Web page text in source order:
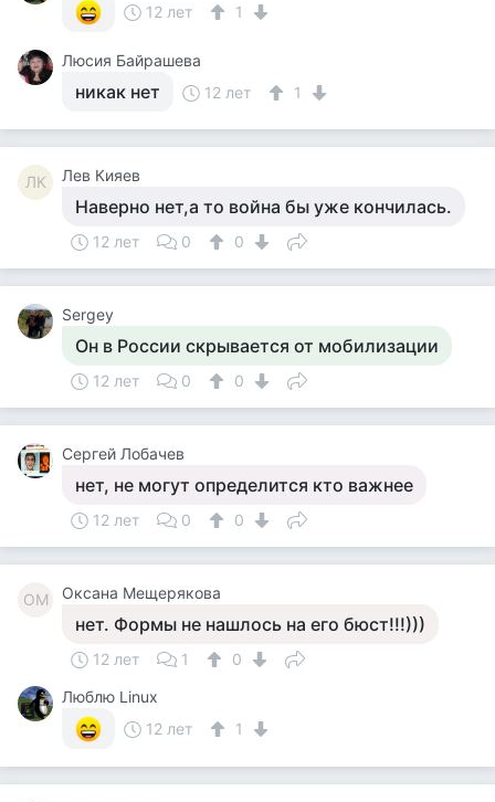
12 лет
1
Люсия Байрашева
никак нет 12 лет 1
ЛК Лев Кияев
Наверно нет,а то война бы уже кончилась.
12 лет 0 0
Sergey
Он в России скрывается от мобилизации
12 лет 0 0
Сергей Лобачев
нет, не могут определится кто важнее
12 лет 0 0
ОМ Оксана Мещерякова
нет. Формы не нашлось на его бюст!!!)))
12 лет 1
0
Люблю Linux
12 лет
1